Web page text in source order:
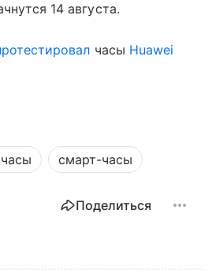
14 августа.
часы Huawei
смарт-часы
Поделиться